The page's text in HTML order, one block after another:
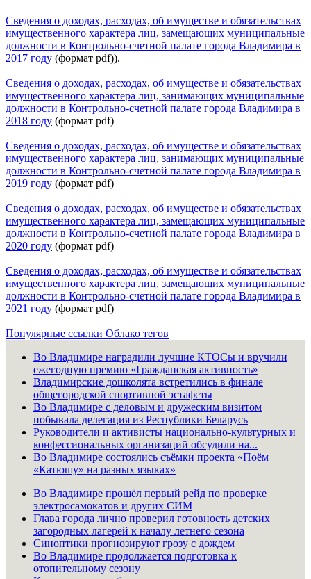
Сведения о доходах, расходах, об имуществе и обязательствах
имущественного характера лиц, замещающих муниципальные
должности в Контрольно-счетной палате города Владимира в
2017 году (формат pdf)).
Сведения о доходах, расходах, об имуществе и обязательствах
имущественного характера лиц, занимающих муниципальные
должности в Контрольно-счетной палате города Владимира в
2018 году (формат pdf)
Сведения о доходах, расходах, об имуществе и обязательствах
имущественного характера лиц, занимающих муниципальные
должности в Контрольно-счетной палате города Владимира в
2019 году (формат pdf)
Сведения о доходах, расходах, об имуществе и обязательствах
имущественного характера лиц, замещающих муниципальные
должности в Контрольно-счетной палате города Владимира в
2020 году (формат pdf)
Сведения о доходах, расходах, об имуществе и обязательствах
имущественного характера лиц, замещающих муниципальные
должности в Контрольно-счетной палате города Владимира в
2021 году (формат pdf)
Популярные ссылки Облако тегов
Во Владимире наградили лучшие КТОСы и вручили
ежегодную премию «Гражданская активность»
Владимирские дошколята встретились в финале
общегородской спортивной эстафеты
Во Владимире с деловым и дружеским визитом
побывала делегация из Республики Беларусь
Руководители и активисты национально-культурных и
конфессиональных организаций обсудили на...
Во Владимире состоялись съёмки проекта «Поём
«Катюшу» на разных языках»
Во Владимире прошёл первый рейд по проверке
электросамокатов и других СИМ
Глава города лично проверил готовность детских
загородных лагерей к началу летнего сезона
Синоптики прогнозируют грозу с дождем
Во Владимире продолжается подготовка к
отопительному сезону